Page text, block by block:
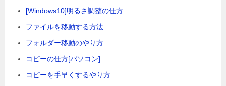
[Windows10]明るさ調整の仕方
ファイルを移動する方法
フォルダー移動のやり方
コピーの仕方[パソコン]
コピーを手早くするやり方